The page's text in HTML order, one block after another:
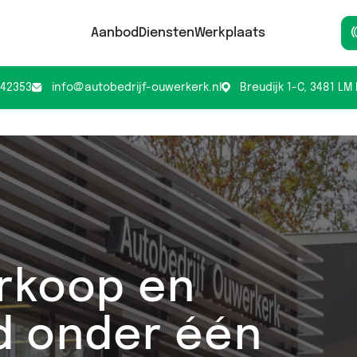
Aanbod DienstenWerkplaats
info@autobedrijf-ouwerkerk.nl Breudijk 1-C, 3481
en
onder één